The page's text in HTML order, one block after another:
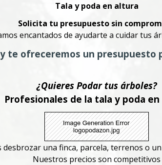
Tala y poda en altura
Solicita tu presupuesto sin
encantados de ayudarte a cuidar tus
te ofreceremos un presupuesto
¿Quieres Podar tus árboles?
Profesionales de la tala y poda
desbrozar una finca, parcela, terrenos o
Nuestros precios son competitivos